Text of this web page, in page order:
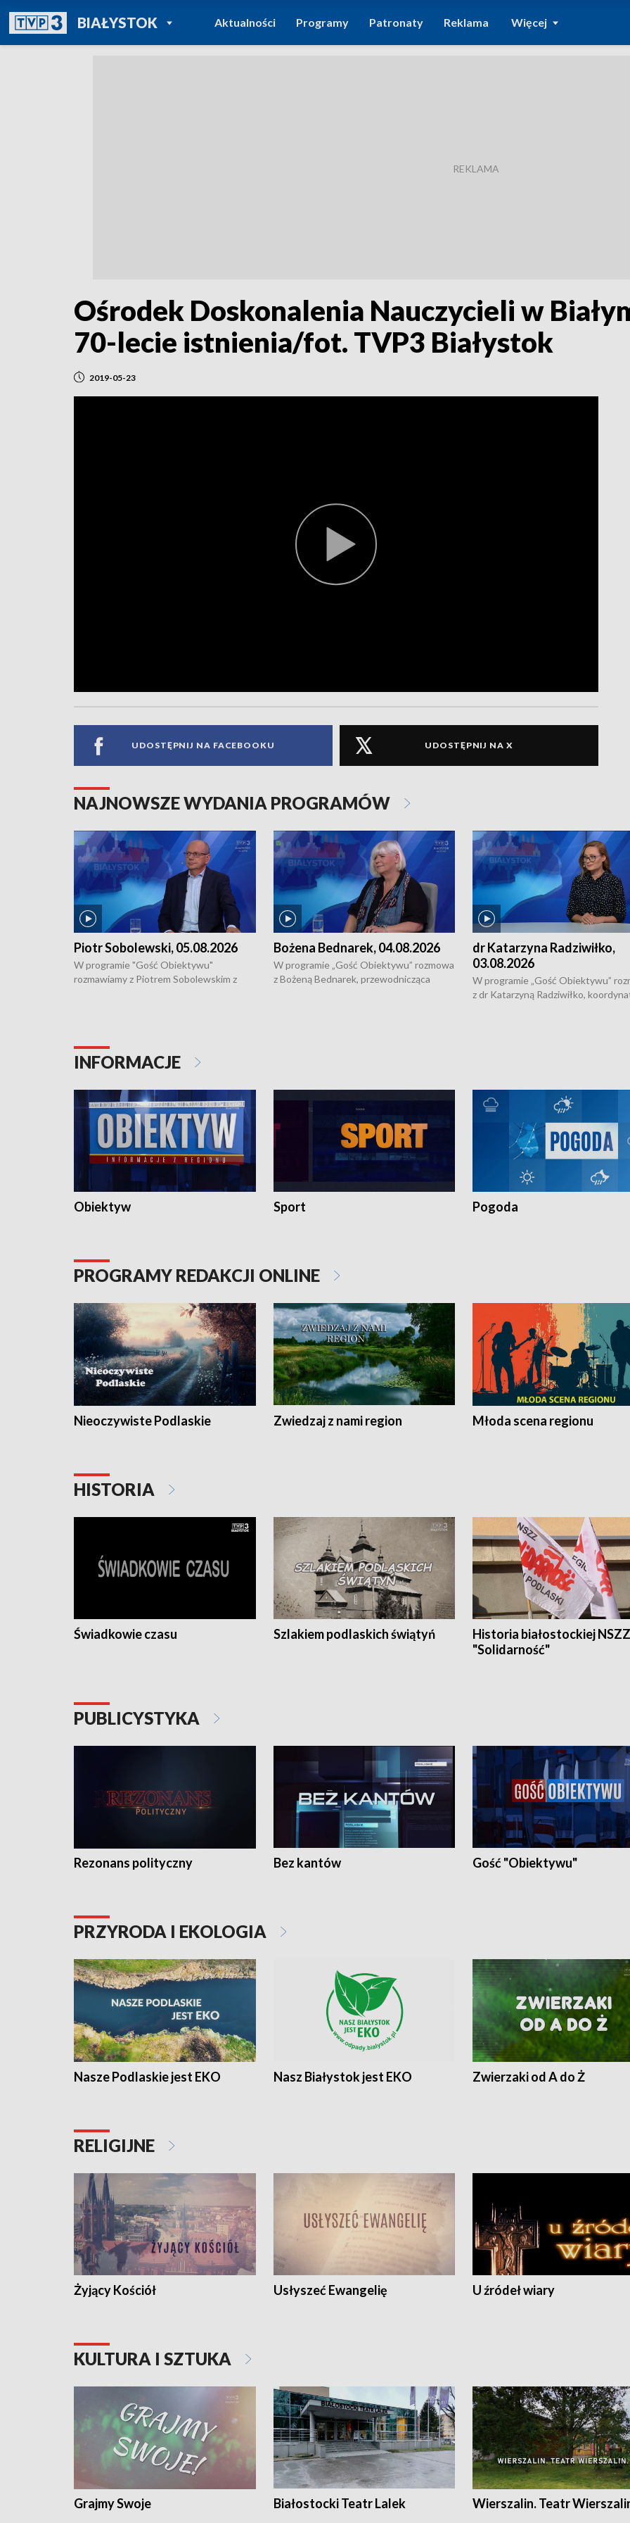
BIAŁYSTOKPOWRÓT DO
TVP REGIONY
Aktualności Programy Patronaty Reklama Więcej
Ośrodek Doskonalenia Nauczycieli w
70-lecie istnienia/fot. TVP3 Białystok
2019-05-23
UDOSTĘPNIJ NA FACEBOOKU UDOSTĘPNIJ NA X
NAJNOWSZE WYDANIA PROGRAMÓW
Piotr Sobolewski, 05.08.2026
W programie "Gość Obiektywu"
rozmawiamy z Piotrem Sobolewskim z
Bożena Bednarek, 04.08.2026
W programie „Gość Obiektywu” rozmowa
z Bożeną Bednarek, przewodnicząca
dr Katarzyna Radziwiłko,
03.08.2026
W programie „Gość Obiektywu”
z dr Katarzyną Radziwiłko,
INFORMACJE
Obiektyw Sport Pogoda
PROGRAMY REDAKCJI ONLINE
Nieoczywiste Podlaskie Zwiedzaj z nami region Młoda scena regionu
HISTORIA
Świadkowie czasu Szlakiem podlaskich świątyń
Historia białostockiej NSZZ
"Solidarność"
PUBLICYSTYKA
Rezonans polityczny Bez kantów Gość "Obiektywu"
PRZYRODA I EKOLOGIA
Nasze Podlaskie jest EKO Nasz Białystok jest EKO Zwierzaki od A do Ż
RELIGIJNE
Żyjący Kościół Usłyszeć Ewangelię U źródeł wiary
KULTURA I SZTUKA
Grajmy Swoje Białostocki Teatr Lalek Wierszalin. Teatr